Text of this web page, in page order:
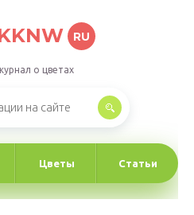
RU
о цветах
Цветы Статьи